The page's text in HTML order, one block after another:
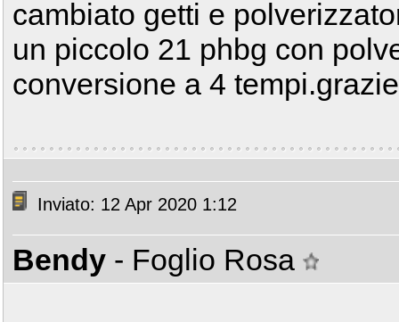
cambiato getti e
un piccolo 21 phbg con
conversione a 4
Inviato: 12 Apr 2020 1:12
Bendy - Foglio Rosa